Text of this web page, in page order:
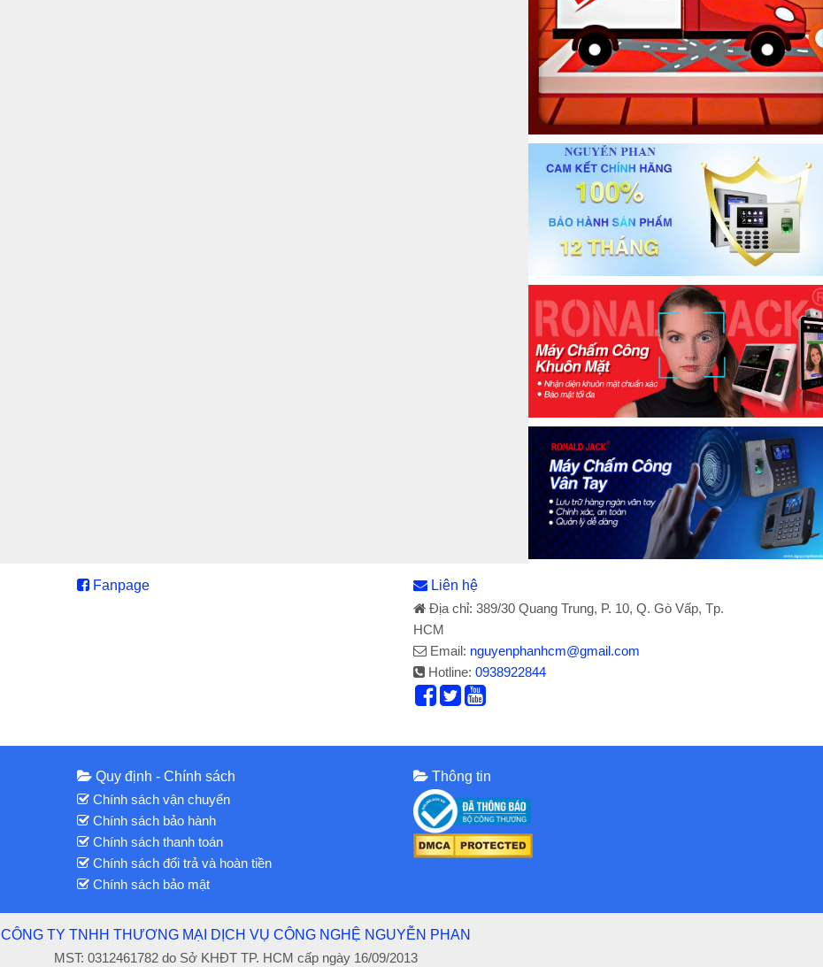
Fanpage
Liên hệ
Địa chỉ: 389/30 Quang Trung, P. 10, Q. Gò Vấp, Tp.
HCM
Email: nguyenphanhcm@gmail.com
Hotline:0938922844
Quy định - Chính sách
Chính sách vận chuyển
Chính sách bảo hành
Chính sách thanh toán
Chính sách đổi trả và hoàn tiền
Chính sách bảo mật
Thông tin
CÔNG TY TNHH THƯƠNG MẠI DỊCH VỤ CÔNG NGHỆ NGUYỄN PHAN
MST: 0312461782 do Sở KHĐT TP. HCM cấp ngày 16/09/2013